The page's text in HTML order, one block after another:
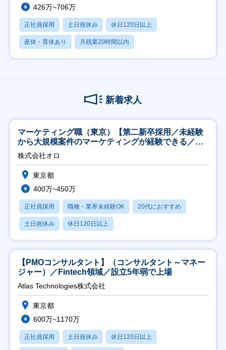
426万~706万
正社員採用 土日祝休み 休日120日以上
産休・育休あり 月残業20時間以内
新着求人
マーケティング職（東京）【第二新卒採用／未経験
から大規模案件のマーケティングが経験できる／研
修充実】
株式会社オロ
東京都
400万~450万
正社員採用 職種・業界未経験OK 20代におすすめ
土日祝休み 休日120日以上
【PMOコンサルタント】（コンサルタント～マネー
ジャー）／Fintech領域／設立5年弱で上場
Atlas Technologies株式会社
東京都
600万~1170万
正社員採用 土日祝休み 休日120日以上